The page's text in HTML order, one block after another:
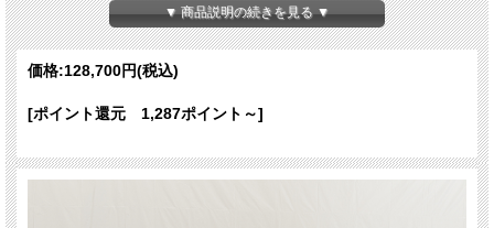
用。異素材が組み合わさり、空間のアクセントとしてお使いいただけます。
▼ 商品説明の続きを見る ▼
価格:128,700円(税込)
[ポイント還元 1,287ポイント～]